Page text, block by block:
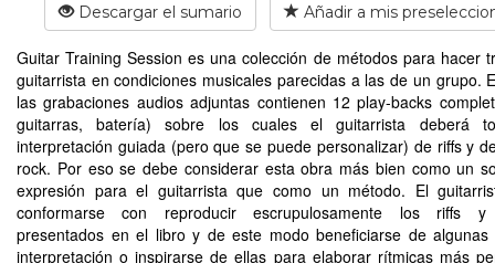
Descargar el sumario Añadir a mis
Guitar Training Session es una colección de métodos para hacer
guitarrista en condiciones musicales parecidas a las de un grupo.
las grabaciones audios adjuntas contienen 12 play-backs
guitarras, batería) sobre los cuales el guitarrista deberá
interpretación guiada (pero que se puede personalizar) de riffs y
rock. Por eso se debe considerar esta obra más bien como un
expresión para el guitarrista que como un método. El
conformarse con reproducir escrupulosamente los riffs y
presentados en el libro y de este modo beneficiarse de algunas
interpretación o inspirarse de ellas para elaborar rítmicas más